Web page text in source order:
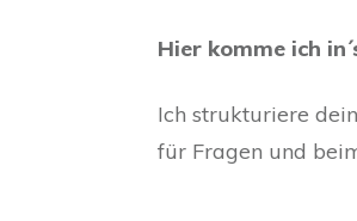
Hier komme ich
Ich strukturiere
für Fragen und